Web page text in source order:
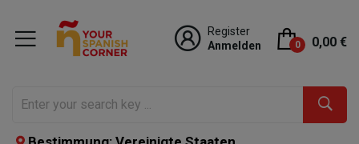
Register
Anmelden
0 0,00 €